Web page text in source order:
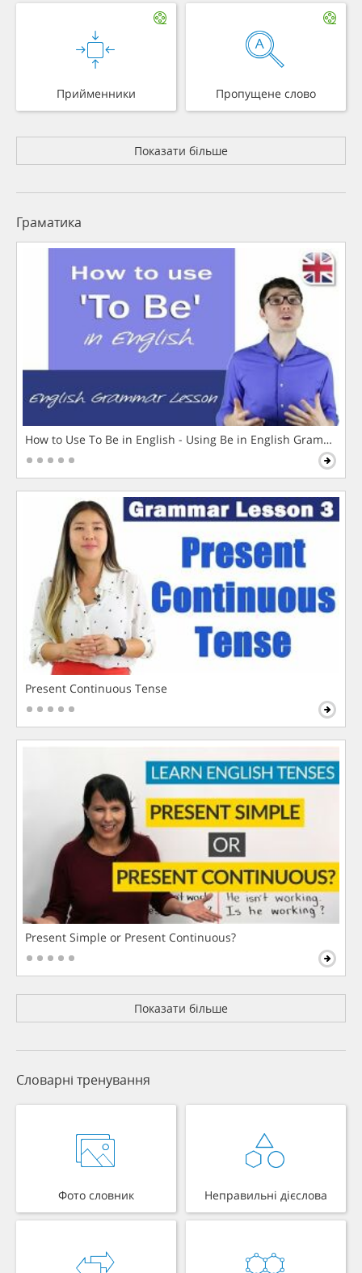
Прийменники Пропущене слово
Показати більше
Граматика
How to Use To Be in English - Using Be in English Grammar
Present Continuous Tense
Present Simple or Present Continuous?
Показати більше
Словарні тренування
Фото словник Неправильні дієслова